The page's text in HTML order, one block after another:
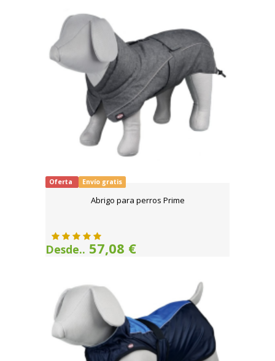
Oferta Envío gratis
Abrigo para perros Prime
Desde.. 57,08 €